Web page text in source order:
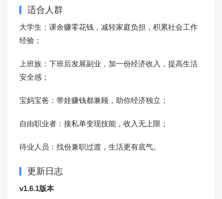
适合人群
大学生：课余赚零花钱，减轻家庭负担，积累社会工作
经验；
上班族：下班后发展副业，加一份经济收入，提高生活
安全感；
宝妈宝爸：带娃赚钱都兼顾，助你经济独立；
自由职业者：接私单变现技能，收入无上限；
待业人员：找份兼职过渡，生活更有底气。
更新日志
v1.6.1版本